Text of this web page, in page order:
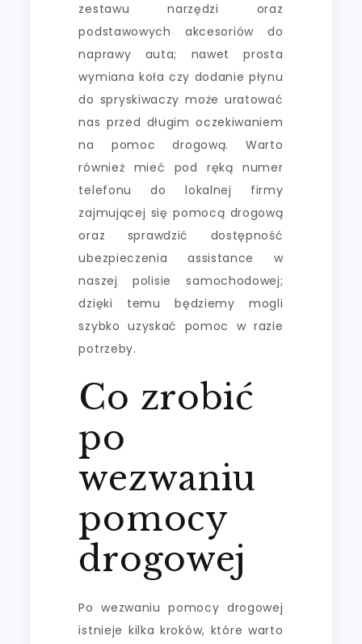
zestawu narzędzi oraz
podstawowych akcesoriów do
naprawy auta; nawet prosta
wymiana koła czy dodanie płynu
do spryskiwaczy może uratować
nas przed długim oczekiwaniem
na pomoc drogową. Warto
również mieć pod ręką numer
telefonu do lokalnej firmy
zajmującej się pomocą drogową
oraz sprawdzić dostępność
ubezpieczenia assistance w
naszej polisie samochodowej;
dzięki temu będziemy mogli
szybko uzyskać pomoc w razie
potrzeby.
Co zrobić
po
wezwaniu
pomocy
drogowej
Po wezwaniu pomocy drogowej
istnieje kilka kroków, które warto